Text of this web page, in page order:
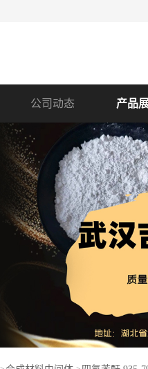
公司动态 产品